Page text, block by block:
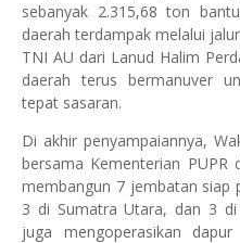
sebanyak 2.315,68 ton
daerah terdampak melalui
TNI AU dari Lanud Halim
daerah terus bermanuver
tepat sasaran.
Di akhir penyampaiannya,
bersama Kementerian PUPR
membangun 7 jembatan siap
3 di Sumatra Utara, dan 3
juga mengoperasikan